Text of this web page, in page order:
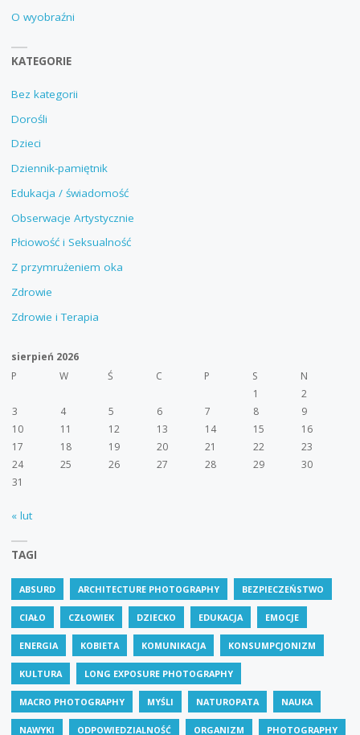
O wyobraźni
KATEGORIE
Bez kategorii
Dorośli
Dzieci
Dziennik-pamiętnik
Edukacja / świadomość
Obserwacje Artystycznie
Płciowość i Seksualność
Z przymrużeniem oka
Zdrowie
Zdrowie i Terapia
sierpień 2026
P
W Ś C P S
N
1
2
3
4 5 6 7 8
9
10
11 12 13 14 15
16
17
18 19 20 21 22
23
24
25 26 27 28 29
30
31
« lut
TAGI
ABSURD ARCHITECTURE PHOTOGRAPHY BEZPIECZEŃSTWO
CIAŁO CZŁOWIEK DZIECKO EDUKACJA EMOCJE
ENERGIA KOBIETA KOMUNIKACJA KONSUMPCJONIZM
KULTURA LONG EXPOSURE PHOTOGRAPHY
MACRO PHOTOGRAPHY MYŚLI NATUROPATA NAUKA
NAWYKI ODPOWIEDZIALNOŚĆ ORGANIZM PHOTOGRAPHY